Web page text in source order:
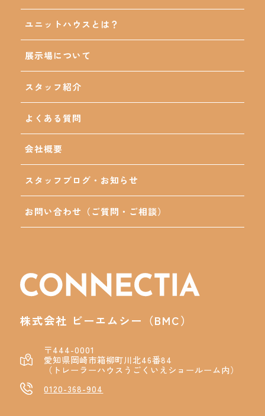
株式会社 ビーエムシー（BMC）
〒444-0001
愛知県岡崎市箱柳町川北46番84
（トレーラーハウスうごくいえショールーム内）
0120-368-904
ユニットハウスとは？
展示場について
スタッフ紹介
よくある質問
会社概要
スタッフブログ・お知らせ
お問い合わせ（ご質問・ご相談）